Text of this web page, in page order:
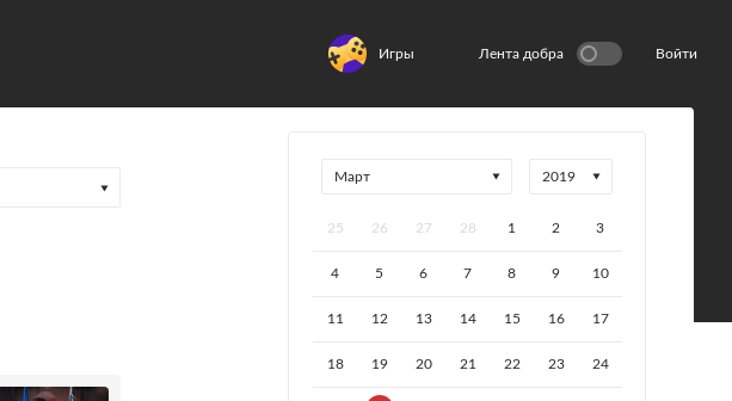
Игры Лента добра Войти
25 26 27 28 1 2 3
4 5 6 7 8 9 10
11 12 13 14 15 16 17
18 19 20 21 22 23 24